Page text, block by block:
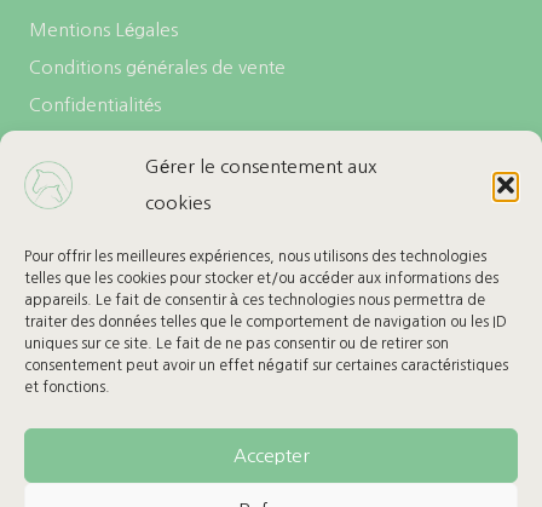
Gérer le consentement aux
cookies
Pour offrir les meilleures expériences, nous utilisons des technologies
telles que les cookies pour stocker et/ou accéder aux informations des
appareils. Le fait de consentir à ces technologies nous permettra de
traiter des données telles que le comportement de navigation ou les ID
uniques sur ce site. Le fait de ne pas consentir ou de retirer son
consentement peut avoir un effet négatif sur certaines caractéristiques
et fonctions.
Accepter
Mentions Légales
Conditions générales de vente
Confidentialités
LES + DE L’ECURIE
Carte cadeau
Ma Wishlist
BESOIN D’AIDE